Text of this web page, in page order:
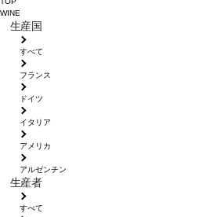
WINE
生産国
すべて
フランス
ドイツ
イタリア
アメリカ
アルゼンチン
生産者
すべて